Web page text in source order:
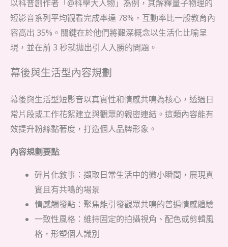
以科普創作者「@科學大人物」為例，其解釋量子物理的
短影音系列平均觀看完成率達 78%，互動率比一般教育內
容高出 35%。關鍵在於他們將艱深概念以生活化比喻呈
現，並在前 3 秒就拋出引人入勝的問題。
幕後與生活型內容規劃
幕後與生活型短影音以真實性和情感共鳴為核心，透過日
常片段或工作花絮建立與觀眾的親密連結。這類內容能有
效提升粉絲黏著度，打造個人品牌形象。
內容規劃要點:
碎片化敘事：擷取日常生活中的微小瞬間，展現真
實且有共鳴的場景
情感觸發點：聚焦能引發觀眾共鳴的普遍情感體驗
一致性風格：維持固定的拍攝視角、配色或剪輯風
格，形塑個人識別